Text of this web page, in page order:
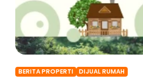
BERITA PROPERTI DIJUAL RUMAH